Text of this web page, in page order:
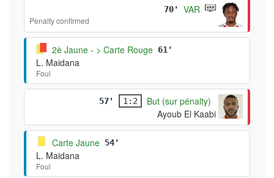
70' VAR
Penalty confirmed
2è Jaune - > Carte Rouge 61'
L. Maidana
Foul
57' 1:2
But (sur pénalty)
Ayoub El Kaabi
Carte Jaune 54'
L. Maidana
Foul